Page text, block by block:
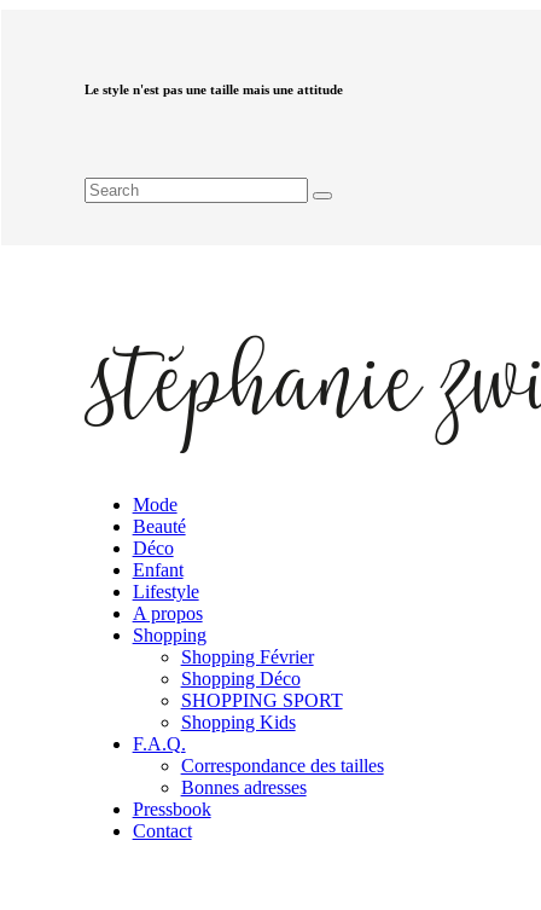
Le style n'est pas une taille mais une attitude
Mode
Beauté
Déco
Enfant
Lifestyle
A propos
Shopping
Shopping Février
Shopping Déco
SHOPPING SPORT
Shopping Kids
F.A.Q.
Correspondance des tailles
Bonnes adresses
Pressbook
Contact